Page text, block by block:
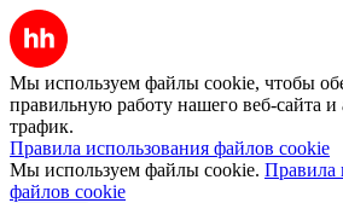
Мы используем файлы cookie, чтобы
правильную работу нашего веб-сайта и
трафик.
Правила использования файлов cookie
Мы используем файлы cookie. Правила
файлов cookie